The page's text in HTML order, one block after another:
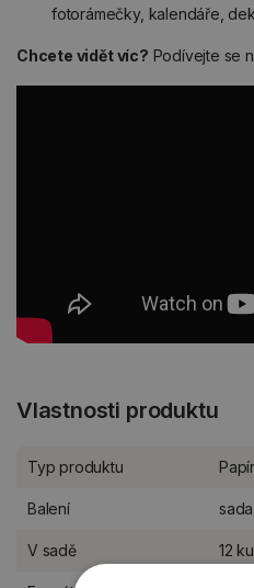
fotorámečky, kalendáře,
Chcete vidět víc? Podívejte se
Vlastnosti produktu
Typ produktu
Balení sada
V sadě 12